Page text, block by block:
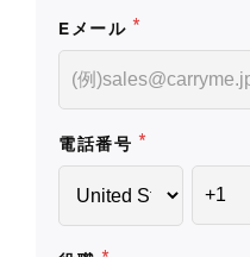
Eメール *
電話番号 *